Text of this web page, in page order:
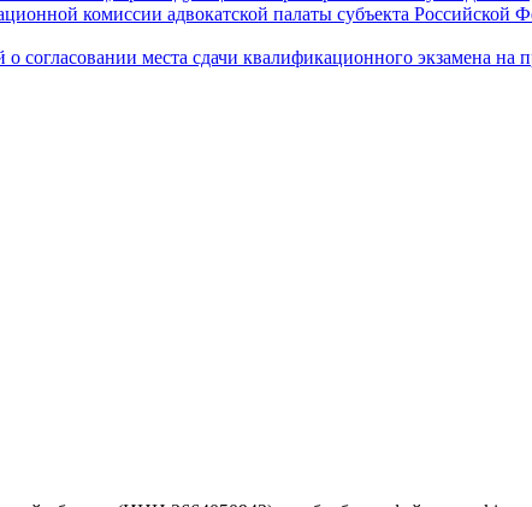
комиссии адвокатской палаты субъекта
места сдачи квалификационного экзамена на